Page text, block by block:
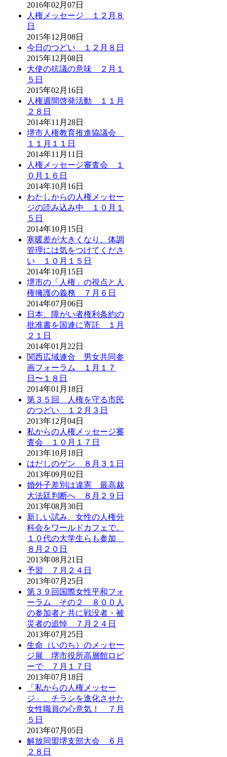
2016年02月07日
人権メッセージ １２月８
日
2015年12月08日
今日のつどい １２月８日
2015年12月08日
大使の抗議の意味 ２月１
５日
2015年02月16日
人権週間啓発活動 １１月
２８日
2014年11月28日
堺市人権教育推進協議会
１１月１１日
2014年11月11日
人権メッセージ審査会 １
０月１６日
2014年10月16日
わたしからの人権メッセー
ジの読み込み中 １０月１
５日
2014年10月15日
寒暖差が大きくなり、体調
管理には気をつけてくださ
い １０月１５日
2014年10月15日
堺市の「人権」の視点と人
権擁護の義務 ７月６日
2014年07月06日
日本、障がい者権利条約の
批准書を国連に寄託 １月
２１日
2014年01月22日
関西広域連合 男女共同参
画フォーラム １月１７
日〜１８日
2014年01月18日
第３５回 人権を守る市民
のつどい １２月３日
2013年12月04日
私からの人権メッセージ審
査会 １０月１７日
2013年10月18日
はだしのゲン ８月３１日
2013年09月02日
婚外子差別は違憲 最高裁
大法廷判断へ ８月２９日
2013年08月30日
新しい試み、女性の人権分
科会をワールドカフェで。
１０代の大学生らも参加
８月２０日
2013年08月21日
予習 ７月２４日
2013年07月25日
第３９回国際女性平和フォ
ーラム その２ ８００人
の参加者と共に戦没者・被
災者の追悼 ７月２４日
2013年07月25日
生命（いのち）のメッセー
ジ展 堺市役所高層館ロビ
ーで ７月１７日
2013年07月18日
「私からの人権メッセー
ジ」、チラシを進化させた
女性職員の心意気！ ７月
５日
2013年07月05日
解放同盟堺支部大会 ６月
２８日